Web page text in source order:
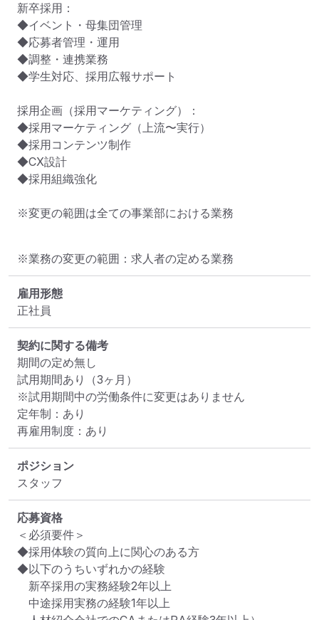
新卒採用：
◆イベント・母集団管理
◆応募者管理・運用
◆調整・連携業務
◆学生対応、採用広報サポート
採用企画（採用マーケティング）：
◆採用マーケティング（上流〜実行）
◆採用コンテンツ制作
◆CX設計
◆採用組織強化
※変更の範囲は全ての事業部における業務
※業務の変更の範囲：求人者の定める業務
雇用形態
正社員
契約に関する備考
期間の定め無し
試用期間あり（3ヶ月）
※試用期間中の労働条件に変更はありません
定年制：あり
再雇用制度：あり
ポジション
スタッフ
応募資格
＜必須要件＞
◆採用体験の質向上に関心のある方
◆以下のうちいずれかの経験
新卒採用の実務経験2年以上
中途採用実務の経験1年以上